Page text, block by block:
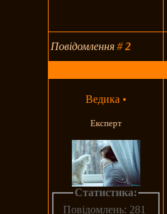
Повідомлення#2
Ведика •
Експерт
Статистика:
Повідомлень: 281